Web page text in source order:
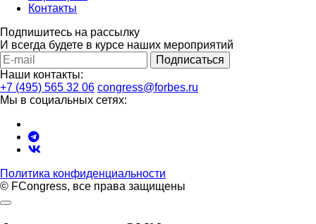
Контакты
Подпишитесь на рассылку
И всегда будете в курсе наших мероприятий
Подписаться
Наши контакты:
+7 (495) 565 32 06 congress@forbes.ru
Мы в социальных сетях:
Политика конфиденциальности
© FCongress, все права защищены